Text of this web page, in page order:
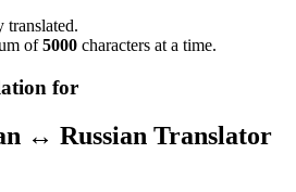
translated.
of5000 characters at a time.
for
↔ Russian Translator